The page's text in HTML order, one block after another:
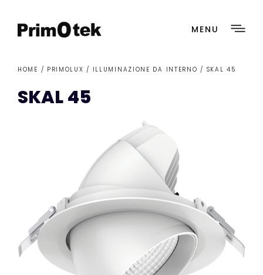
MENU
HOME / PRIMOLUX / ILLUMINAZIONE DA INTERNO / SKAL 45
SKAL 45